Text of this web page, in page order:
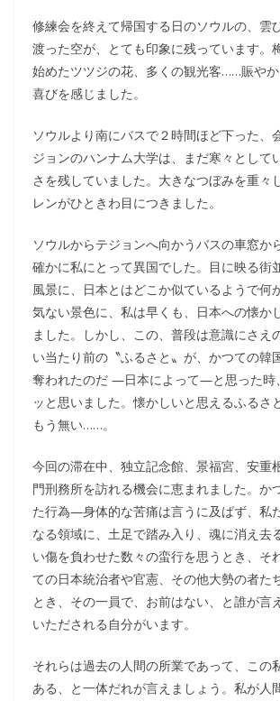
修練会を終えて帰国する日のソウルの、雲
渡った空が、とても印象に残っています。
始めたツツジの花、多くの観光客……賑や
喜びを感じました。
ソウルより南にバスで２時間ほど下った、
ジョンのハンナム大学は、まだ寒々として
さを残していました。大きなつぼみを重々
レンがひときわ目につきました。
ソウルからテジョンへ向かうバスの車窓か
確かに私にとって異国でした。目に映る街
風景に、日本とはどこか似ているようで何
気ない景色に、私は早くも、日本への懐か
ました。しかし、この、普段は意識にさえ
い当たり前の〝ふるさと〟が、かつての韓
奪われたのだ ―日本によって―と思った時
ッと思いました。懐かしいと思えるふるさ
もう無い……。
今回の滞在中、独立記念館、景福宮、安重
門刑務所を訪れる機会に恵まれました。か
た行為―身体的な苦痛は言うに及ばず、私
なる領域に、土足で踏み入り、魂に消え去
い傷を負わせた数々の蛮行を思うとき、そ
ての日本統治者や官憲、その他大勢の者た
とき、その一員で、お前はない、と誰が言
いただされる自分がいます。
それらは過去の人間の所業であって、この
ある、と一体だれが言えましょう。私が人